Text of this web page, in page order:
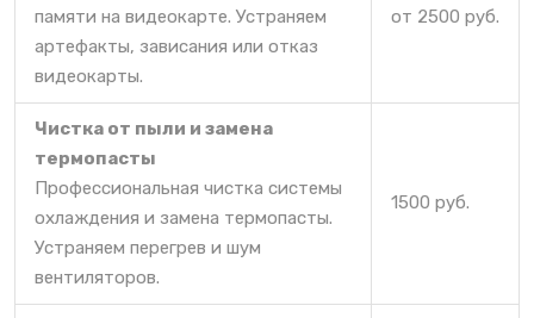
памяти на видеокарте. Устраняем
артефакты, зависания или отказ
видеокарты.
от 2500 руб.
Чистка от пыли и замена
термопасты
Профессиональная чистка системы
охлаждения и замена термопасты.
Устраняем перегрев и шум
вентиляторов.
1500 руб.